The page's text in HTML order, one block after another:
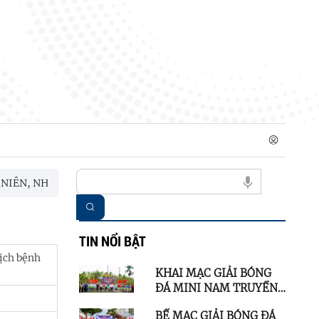
NHI ĐỒNG XÃ SƠN TỊNH NĂM 2026 Đảng ủy xã Sơn
bệnh
TIN NỔI BẬT
KHAI MẠC GIẢI BÓNG
ĐÁ MINI NAM TRUYỀN
BẾ MẠC GIẢI BÓNG ĐÁ